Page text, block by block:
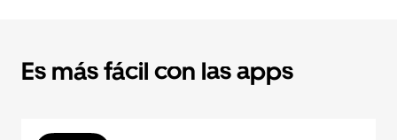
Es más fácil con las apps